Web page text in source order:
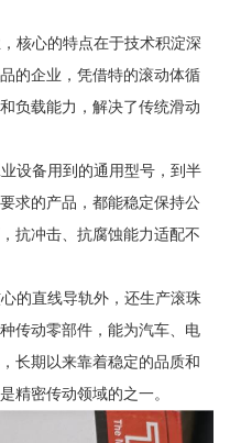
核心的特点在于技术积淀深
的企业，凭借特的滚动体循
负载能力，解决了传统滑动
设备用到的通用型号，到半
求的产品，都能稳定保持公
抗冲击、抗腐蚀能力适配不
的直线导轨外，还生产滚珠
传动零部件，能为汽车、电
长期以来靠着稳定的品质和
精密传动领域的之一。